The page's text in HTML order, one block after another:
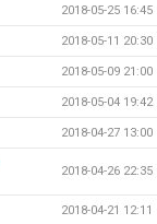
2018-05-25 16:45
2018-05-11 20:30
2018-05-09 21:00
2018-05-04 19:42
2018-04-27 13:00
2018-04-26 22:35
2018-04-21 12:11